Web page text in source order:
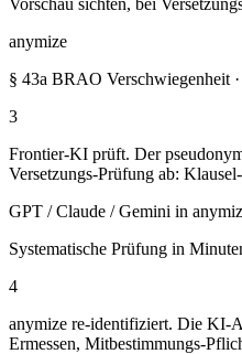
anymize
§ 43a BRAO Verschwiegenheit
3
Frontier-KI prüft. Der
Versetzungs-Prüfung ab:
GPT / Claude / Gemini in
Systematische Prüfung in
4
anymize re-identifiziert. Die KI-
Ermessen, Mitbestimmungs-